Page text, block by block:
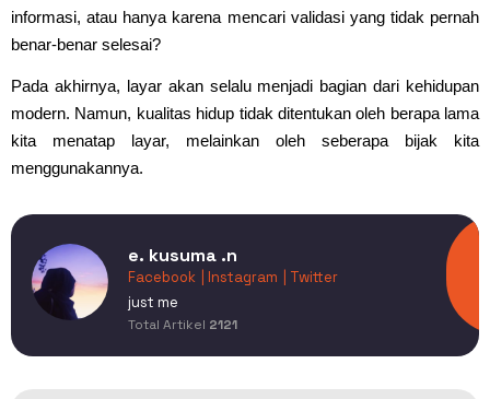
informasi, atau hanya karena mencari validasi yang tidak pernah
benar-benar selesai?
Pada akhirnya, layar akan selalu menjadi bagian dari kehidupan
modern. Namun, kualitas hidup tidak ditentukan oleh berapa lama
kita menatap layar, melainkan oleh seberapa bijak kita
menggunakannya.
e. kusuma .n
Facebook | Instagram
| Twitter
just me
Total Artikel 2121